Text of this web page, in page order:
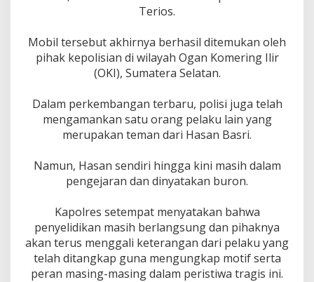
r
Terios.
‎Mobil tersebut akhirnya berhasil ditemukan oleh
pihak kepolisian di wilayah Ogan Komering Ilir
(OKI), Sumatera Selatan.
‎Dalam perkembangan terbaru, polisi juga telah
mengamankan satu orang pelaku lain yang
merupakan teman dari Hasan Basri.
‎Namun, Hasan sendiri hingga kini masih dalam
pengejaran dan dinyatakan buron.
‎Kapolres setempat menyatakan bahwa
penyelidikan masih berlangsung dan pihaknya
akan terus menggali keterangan dari pelaku yang
telah ditangkap guna mengungkap motif serta
peran masing-masing dalam peristiwa tragis ini.